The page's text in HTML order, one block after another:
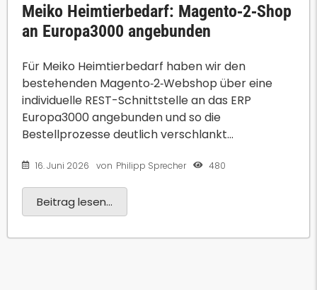
Meiko Heimtierbedarf: Magento‑2‑Shop
an Europa3000 angebunden
16. Juni 2026 von Philipp Sprecher 480
Für Meiko Heimtierbedarf haben wir den
bestehenden Magento‑2‑Webshop über eine
individuelle REST-Schnittstelle an das ERP
Europa3000 angebunden und so die
Bestellprozesse deutlich verschlankt...
Beitrag lesen...